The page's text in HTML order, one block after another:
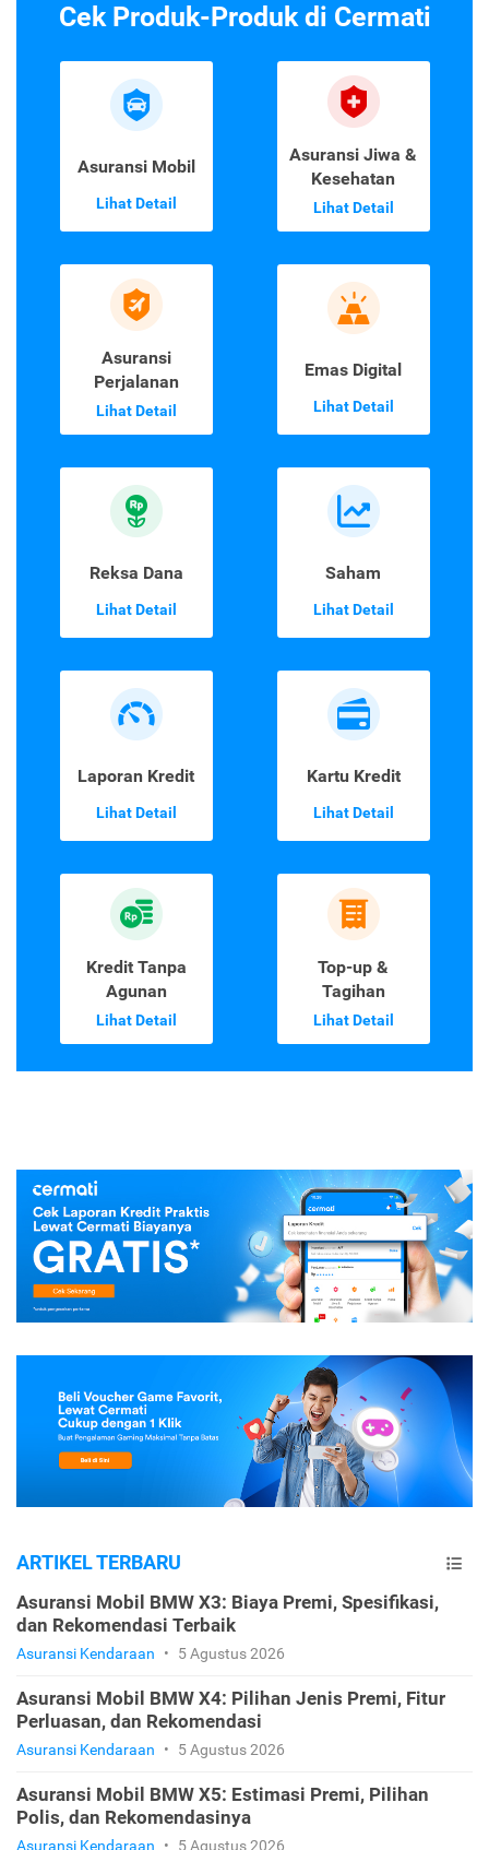
Cek Produk-Produk di Cermati
Asuransi Mobil
Lihat Detail
Asuransi Jiwa &
Kesehatan
Lihat Detail
Asuransi
Perjalanan
Lihat Detail
Emas Digital
Lihat Detail
Reksa Dana
Lihat Detail
Saham
Lihat Detail
Laporan Kredit
Lihat Detail
Kartu Kredit
Lihat Detail
Kredit Tanpa
Agunan
Lihat Detail
Top-up &
Tagihan
Lihat Detail
ARTIKEL TERBARU
Asuransi Mobil BMW X3: Biaya Premi, Spesifikasi,
dan Rekomendasi Terbaik
Asuransi Kendaraan • 5 Agustus 2026
Asuransi Mobil BMW X4: Pilihan Jenis Premi, Fitur
Perluasan, dan Rekomendasi
Asuransi Kendaraan • 5 Agustus 2026
Asuransi Mobil BMW X5: Estimasi Premi, Pilihan
Polis, dan Rekomendasinya
Asuransi Kendaraan • 5 Agustus 2026